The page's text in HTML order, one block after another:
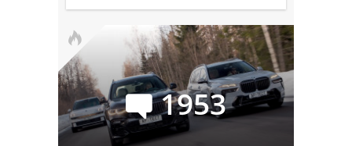
1953